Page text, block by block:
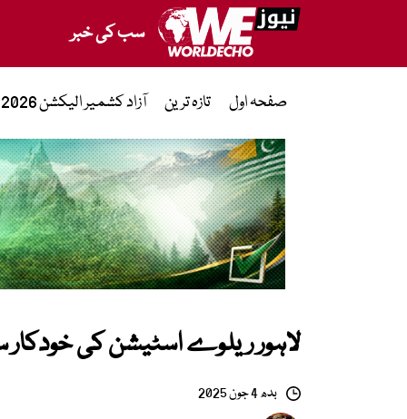
سب کی خبر
صفحہ اول تازہ ترین آزاد کشمیر الیکشن 2026
لاہور ریلوے اسٹیشن کی خودکار
بدھ 4 جون 2025